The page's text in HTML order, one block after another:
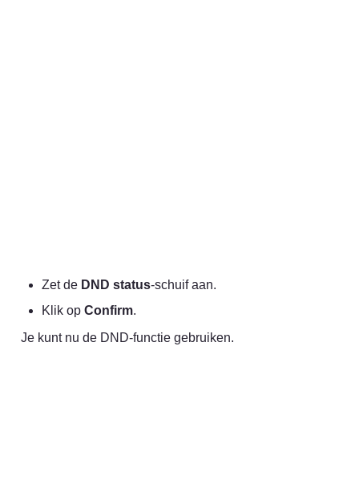
Zet de DND status-schuif aan.
Klik op Confirm.
Je kunt nu de DND-functie gebruiken.